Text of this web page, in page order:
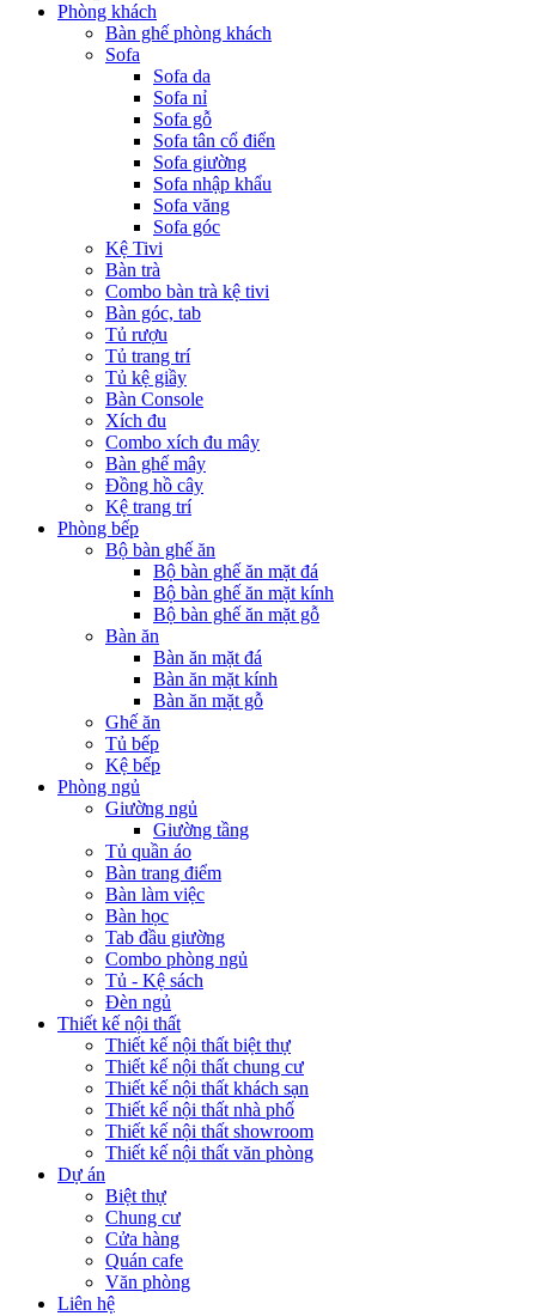
Phòng khách
Bàn ghế phòng khách
Sofa
Sofa da
Sofa nỉ
Sofa gỗ
Sofa tân cổ điển
Sofa giường
Sofa nhập khẩu
Sofa văng
Sofa góc
Kệ Tivi
Bàn trà
Combo bàn trà kệ tivi
Bàn góc, tab
Tủ rượu
Tủ trang trí
Tủ kệ giầy
Bàn Console
Xích đu
Combo xích đu mây
Bàn ghế mây
Đồng hồ cây
Kệ trang trí
Phòng bếp
Bộ bàn ghế ăn
Bộ bàn ghế ăn mặt đá
Bộ bàn ghế ăn mặt kính
Bộ bàn ghế ăn mặt gỗ
Bàn ăn
Bàn ăn mặt đá
Bàn ăn mặt kính
Bàn ăn mặt gỗ
Ghế ăn
Tủ bếp
Kệ bếp
Phòng ngủ
Giường ngủ
Giường tầng
Tủ quần áo
Bàn trang điểm
Bàn làm việc
Bàn học
Tab đầu giường
Combo phòng ngủ
Tủ - Kệ sách
Đèn ngủ
Thiết kế nội thất
Thiết kế nội thất biệt thự
Thiết kế nội thất chung cư
Thiết kế nội thất khách sạn
Thiết kế nội thất nhà phố
Thiết kế nội thất showroom
Thiết kế nội thất văn phòng
Dự án
Biệt thự
Chung cư
Cửa hàng
Quán cafe
Văn phòng
Liên hệ